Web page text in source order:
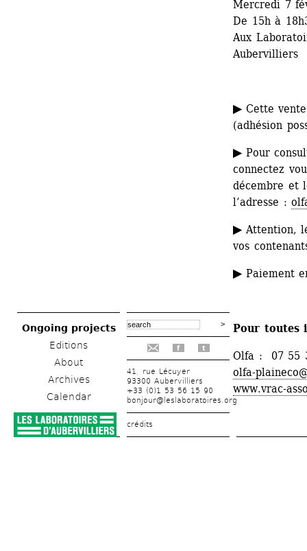
Ongoing projects
Editions
About
Archives
Calendar
f t
41, rue Lécuyer
93300 Aubervilliers
+33 (0)1 53 56 15 90
bonjour@leslaboratoires.org
crédits
Mercredi 7
De 15h à
Aux
Aubervilliers
▶Cette vente
(adhésion
▶Pour
connectez
décembre et
l’adresse :
▶Attention,
vos
▶Paiement
Pour toutes
Olfa : 07 55
olfa-
www.vrac-